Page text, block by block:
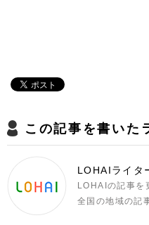
この記事を書いた
LOHAIライタ
LOHAIの記事を
全国の地域の記